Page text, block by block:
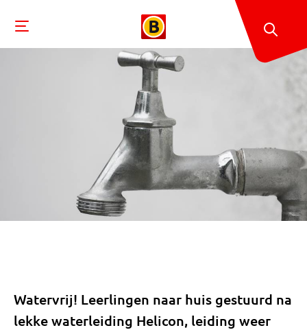
Watervrij! Leerlingen naar huis gestuurd na
lekke waterleiding Helicon, leiding weer